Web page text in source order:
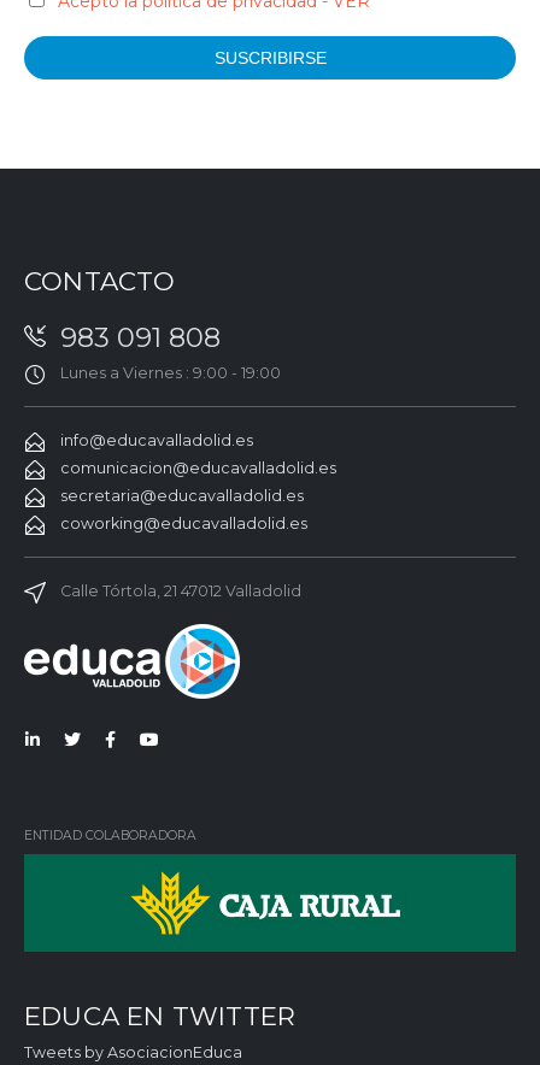
CONTACTO
983 091 808
Lunes a Viernes : 9:00 - 19:00
info@educavalladolid.es
comunicacion@educavalladolid.es
secretaria@educavalladolid.es
coworking@educavalladolid.es
Calle Tórtola, 21 47012 Valladolid
ENTIDAD COLABORADORA
EDUCA EN TWITTER
Tweets by AsociacionEduca